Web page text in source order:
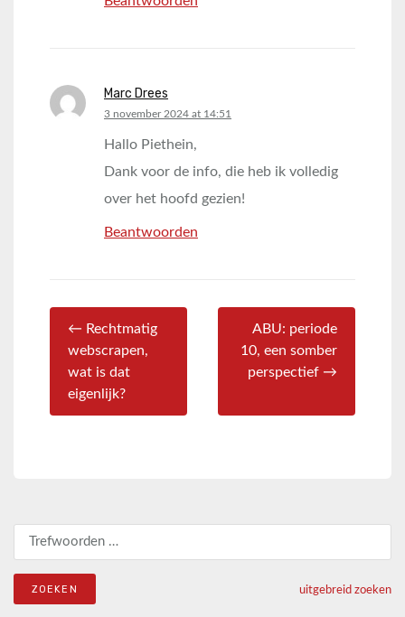
Marc Drees
says:
3 november 2024 at 14:51
Hallo Piethein,
Dank voor de info, die heb ik volledig
over het hoofd gezien!
Beantwoorden
← Rechtmatig
webscrapen,
wat is dat
eigenlijk?
ABU: periode
10, een somber
perspectief →
Zoeken naar:
uitgebreid zoeken